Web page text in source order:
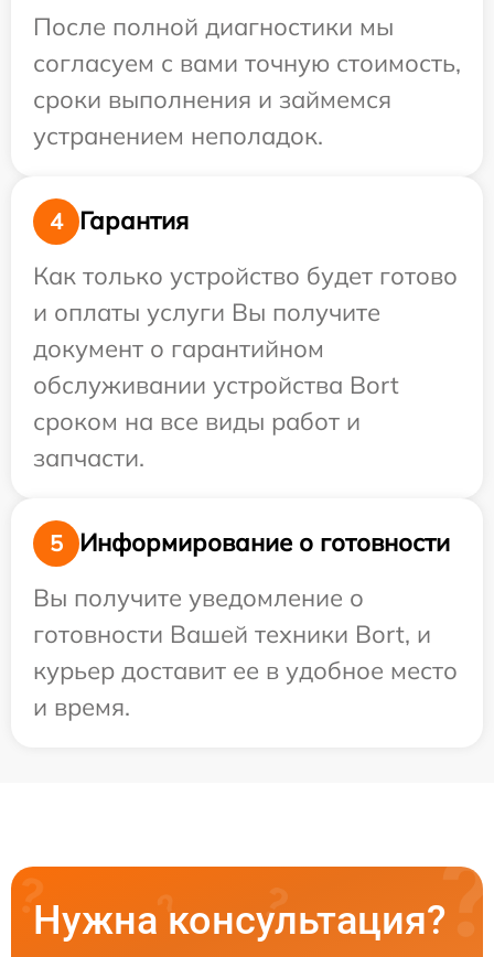
После полной диагностики мы
согласуем с вами точную стоимость,
сроки выполнения и займемся
устранением неполадок.
4
Гарантия
Как только устройство будет готово
и оплаты услуги Вы получите
документ о гарантийном
обслуживании устройства Bort
сроком на все виды работ и
запчасти.
5
Информирование о готовности
Вы получите уведомление о
готовности Вашей техники Bort, и
курьер доставит ее в удобное место
и время.
Нужна консультация?